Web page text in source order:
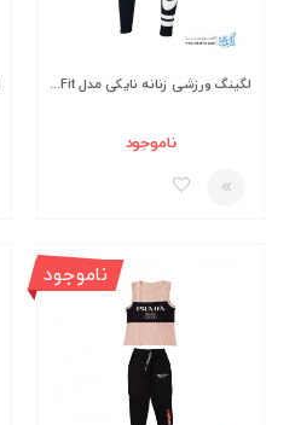
لگینگ ورزشی زنانه نایکی مدل Tight Fit
ناموجود
ناموجود